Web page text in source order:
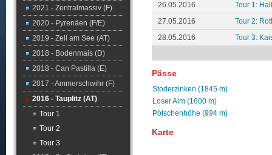
2021 - Zentralmassiv (F)
2020 - Pyrenäen (F/E)
2019 - Zell am See (AT)
2018 - Bodenmais (D)
2018 - Can Pastilla (E)
2017 - Ammerschwihr (F)
2016 - Tauplitz (AT)
Tour 1
Tour 2
Tour 3
26.05.2016
Tour 1:
27.05.2016
Tour 2:
28.05.2016
Tour 3:
Pässe
Stoderzinken (1845 m)
Loser Alm (1600 m)
Pötschenhöhe (994 m)
Karte